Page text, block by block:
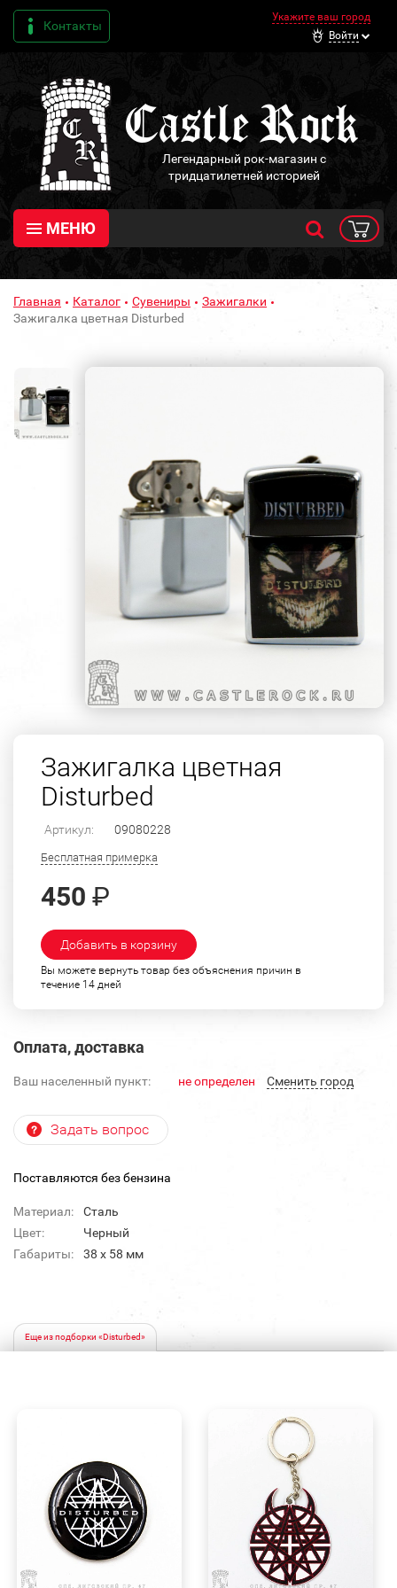
Контакты
Укажите ваш город
Войти
Легендарный рок-магазин с
тридцатилетней историей
МЕНЮ
Главная Каталог Сувениры
Зажигалки
Зажигалка цветная Disturbed
Зажигалка цветная
Disturbed
Артикул: 09080228
Бесплатная примерка
450 ₽
Добавить в корзину
Вы можете вернуть товар без объяснения причин в
течение 14 дней
Оплата, доставка
Ваш населенный пункт: не определен Cменить город
Задать вопрос
Поставляются без бензина
Материал:
Сталь
Цвет:
Черный
Габариты:
38 х 58 мм
Еще из подборки «Disturbed»